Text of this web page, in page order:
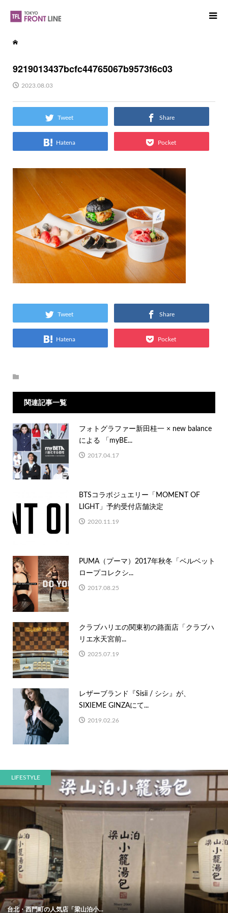
9219013437bcfc44765067b9573f6c03
2023.08.03
Tweet Share
Hatena Pocket
Tweet Share
Hatena Pocket
関連記事一覧
フォトグラファー新田桂一 × new balance
による 「myBE...
2017.04.17
BTSコラボジュエリー「MOMENT OF
LIGHT」予約受付店舗決定
2020.11.19
PUMA（プーマ）2017年秋冬「ベルベット
ロープコレクシ...
2017.08.25
クラブハリエの関東初の路面店「クラブハ
リエ水天宮前...
2025.07.19
レザーブランド『Sisii / シシ』が、
SIXIEME GINZAにて...
2019.02.26
LIFESTYLE
台北・西門町の人気店「梁山泊小...